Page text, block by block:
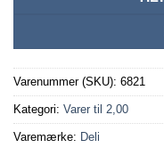
Varenummer (SKU): 6821
Kategori: Varer til 2,00
Varemærke: Deli